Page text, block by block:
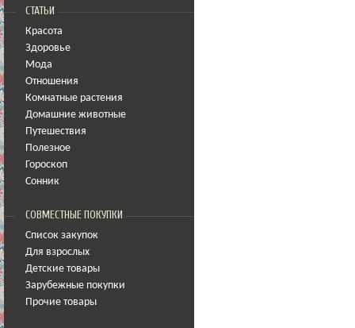
СТАТЬИ
Красота
Здоровье
Мода
Отношения
Комнатные растения
Домашние животные
Путешествия
Полезное
Гороскоп
Сонник
СОВМЕСТНЫЕ ПОКУПКИ
Список закупок
Для взрослых
Детские товары
Зарубежные покупки
Прочие товары